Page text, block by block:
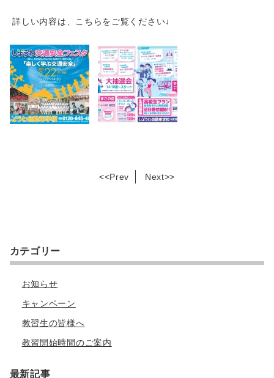
詳しい内容は、こちらをご覧ください↓
<<Prev Next>>
カテゴリー
お知らせ
キャンペーン
教習生の皆様へ
教習開始時間のご案内
最新記事